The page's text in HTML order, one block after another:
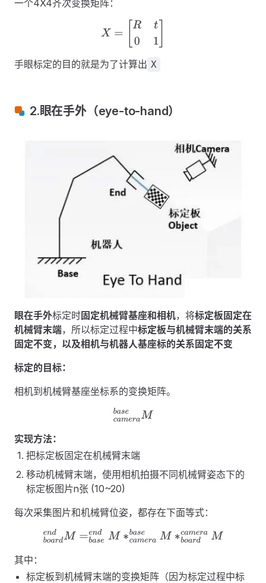
一个4X4齐次变换矩阵：
Rt0
手眼标定的目的就是为了计算出 X
2.眼在手外（eye-to-hand）
眼在手外标定时固定机械臂基座和相机，将标定板固定在
机械臂末端，所以标定过程中标定板与机械臂末端的关系
固定不变，以及相机与机器人基座标的关系固定不变
标定的目标：
相机到机械臂基座坐标系的变换矩阵。
merabase
实现方法：
把标定板固定在机械臂末端
移动机械臂末端，使用相机拍摄不同机械臂姿态下的
标定板图片n张 (10~20)
每次采集图片和机械臂位姿，都存在下面等式：
endM=baseend M∗ camerabaseM∗boa dca
其中：
标定板到机械臂末端的变换矩阵（因为标定过程中标